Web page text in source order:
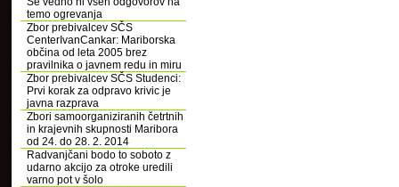
temo ogrevanja
Zbor prebivalcev SČS
CenterIvanCankar: Mariborska
občina od leta 2005 brez
pravilnika o javnem redu in miru
Zbor prebivalcev SČS Studenci:
Prvi korak za odpravo krivic je
javna razprava
Zbori samoorganiziranih četrtnih
in krajevnih skupnosti Maribora
od 24. do 28. 2. 2014
Radvanjčani bodo to soboto z
udarno akcijo za otroke uredili
varno pot v šolo